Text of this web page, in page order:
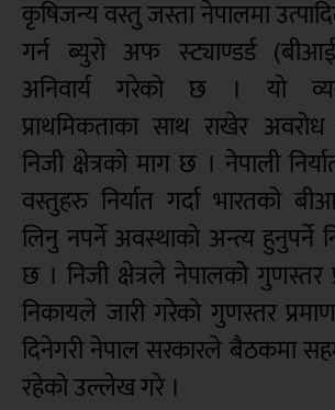
कृषिजन्य वस्तु जस्ता नेपालमा
गर्न ब्युरो अफ स्ट्याण्डर्ड
अनिवार्य गरेको छ । यो
प्राथमिकताका साथ राखेर अवरोध
निजी क्षेत्रको माग छ । नेपाली
वस्तुहरु निर्यात गर्दा भारतको
लिनु नपर्ने अवस्थाको अन्त्य हुनुपर्ने
छ । निजी क्षेत्रले नेपालकोे गुणस्तर
निकायले जारी गरेको गुणस्तर
दिनेगरी नेपाल सरकारले बैठकमा
रहेको उल्लेख गरे ।